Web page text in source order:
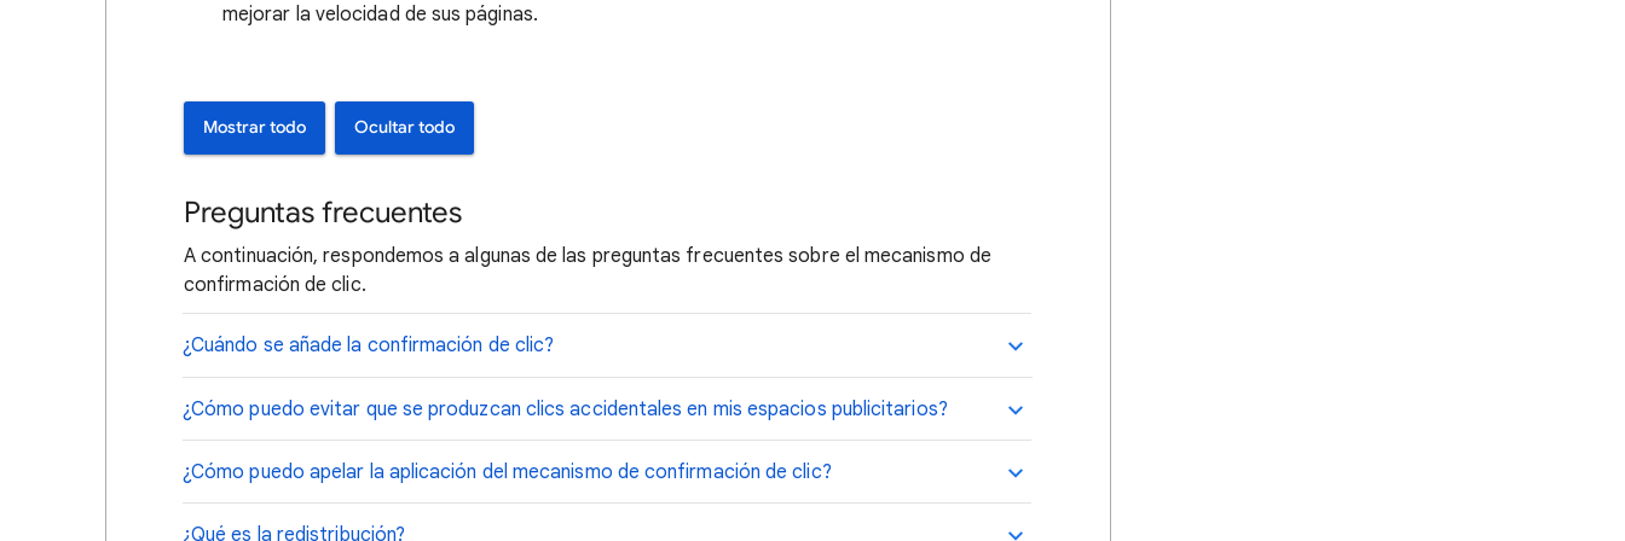
mejorar la velocidad de sus páginas.
Mostrar todo Ocultar todo
Preguntas frecuentes
A continuación, respondemos a algunas de las preguntas frecuentes sobre el mecanismo de
confirmación de clic.
¿Cuándo se añade la confirmación de clic?
¿Cómo puedo evitar que se produzcan clics accidentales en mis espacios publicitarios?
¿Cómo puedo apelar la aplicación del mecanismo de confirmación de clic?
¿Qué es la redistribución?